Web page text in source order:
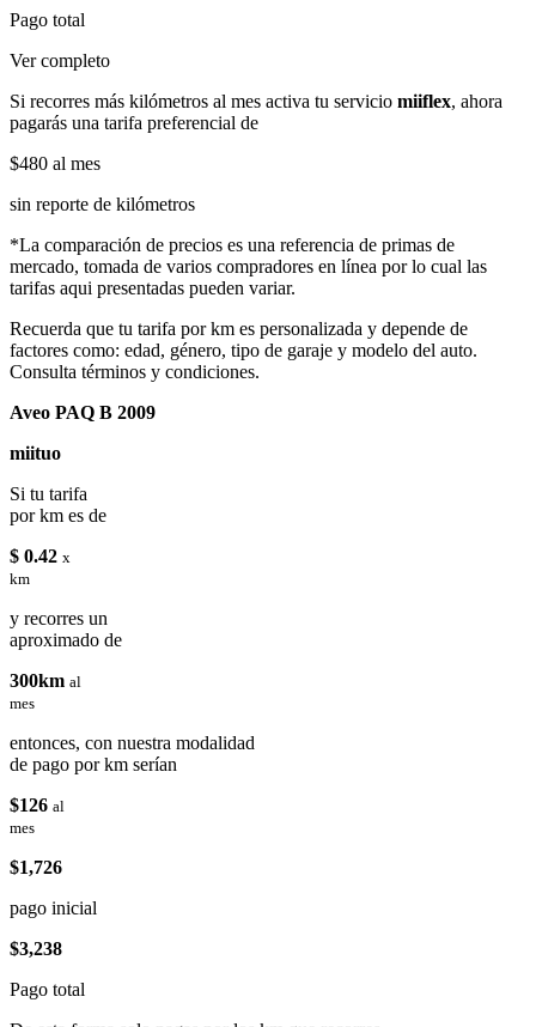
Pago total
Ver completo
Si recorres más kilómetros al mes activa tu servicio miiflex, ahora
pagarás una tarifa preferencial de
$480 al mes
sin reporte de kilómetros
*La comparación de precios es una referencia de primas de
mercado, tomada de varios compradores en línea por lo cual las
tarifas aqui presentadas pueden variar.
Recuerda que tu tarifa por km es personalizada y depende de
factores como: edad, género, tipo de garaje y modelo del auto.
Consulta términos y condiciones.
Aveo PAQ B 2009
miituo
Si tu tarifa
por km es de
$ 0.42 x
km
y recorres un
aproximado de
300km al
mes
entonces, con nuestra modalidad
de pago por km serían
$126 al
mes
$1,726
pago inicial
$3,238
Pago total